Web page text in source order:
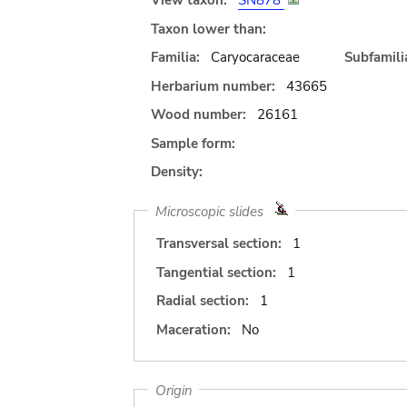
Taxon lower than:
Familia:
Caryocaraceae
Herbarium number:
43665
Wood number:
26161
Sample form:
Density:
Microscopic slides
Transversal section:
1
Tangential section:
1
Radial section:
1
Maceration:
No
Origin